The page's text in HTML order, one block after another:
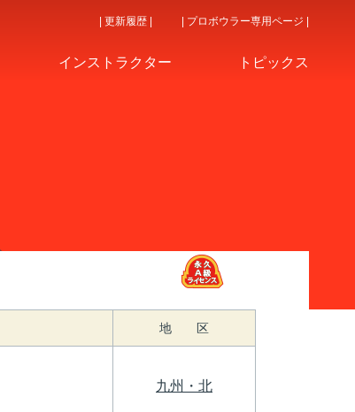
インストラクター トピックス
| 更新履歴 | | プロボウラー専用ページ |
地 区
九州・北